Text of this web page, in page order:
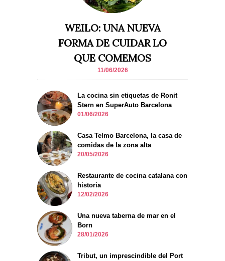
WEILO: UNA NUEVA
FORMA DE CUIDAR LO
QUE COMEMOS
11/06/2026
La cocina sin etiquetas de Ronit
Stern en SuperAuto Barcelona
01/06/2026
Casa Telmo Barcelona, la casa de
comidas de la zona alta
20/05/2026
Restaurante de cocina catalana con
historia
12/02/2026
Una nueva taberna de mar en el
Born
28/01/2026
Tribut, un imprescindible del Port
personalizados.